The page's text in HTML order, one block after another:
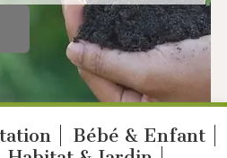
Bébé & Enfant